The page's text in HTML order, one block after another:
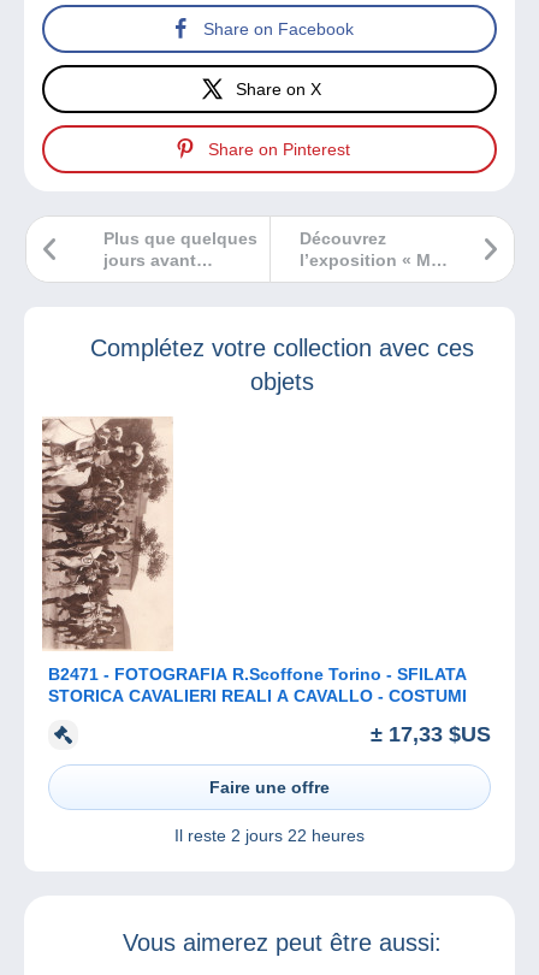
Share on Facebook
Share on X
Share on Pinterest
Découvrez
l’exposition « Mon
Paradis en carte
Poste.
Plus que quelques
jours avant
Expophil Rhône-
Complétez votre collection avec ces
objets
B2471 - FOTOGRAFIA R.Scoffone Torino - SFILATA
STORICA CAVALIERI REALI A CAVALLO - COSTUMI
± 17,33 $US
Faire une offre
Il reste 2 jours 22 heures
Vous aimerez peut être aussi: